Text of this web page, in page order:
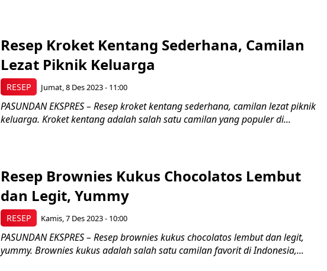
RESEP
Resep Kroket Kentang Sederhana, Camilan
Lezat Piknik Keluarga
Jumat, 8 Des 2023 - 11:00
PASUNDAN EKSPRES – Resep kroket kentang sederhana, camilan lezat piknik
keluarga. Kroket kentang adalah salah satu camilan yang populer di...
RESEP
Resep Brownies Kukus Chocolatos Lembut
dan Legit, Yummy
Kamis, 7 Des 2023 - 10:00
PASUNDAN EKSPRES – Resep brownies kukus chocolatos lembut dan legit,
yummy. Brownies kukus adalah salah satu camilan favorit di Indonesia,...